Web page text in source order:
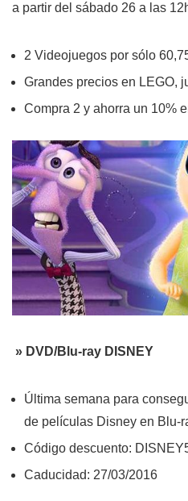
a partir del sábado 26 a las
2 Videojuegos por sólo
Grandes precios en LEGO,
Compra 2 y ahorra un 10%
» DVD/Blu-ray DISNEY
Última semana para
de películas Disney en Blu-
Código descuento:
Caducidad: 27/03/2016